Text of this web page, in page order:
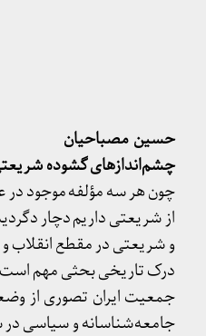
حسین مصباحیان
چشم‌اندازهای گشوده
چون هر سه مؤلفه موجود در
از شریعتی داریم دچار
و شریعتی در مقطع انقلاب و
جمعیت ایران تصوری از